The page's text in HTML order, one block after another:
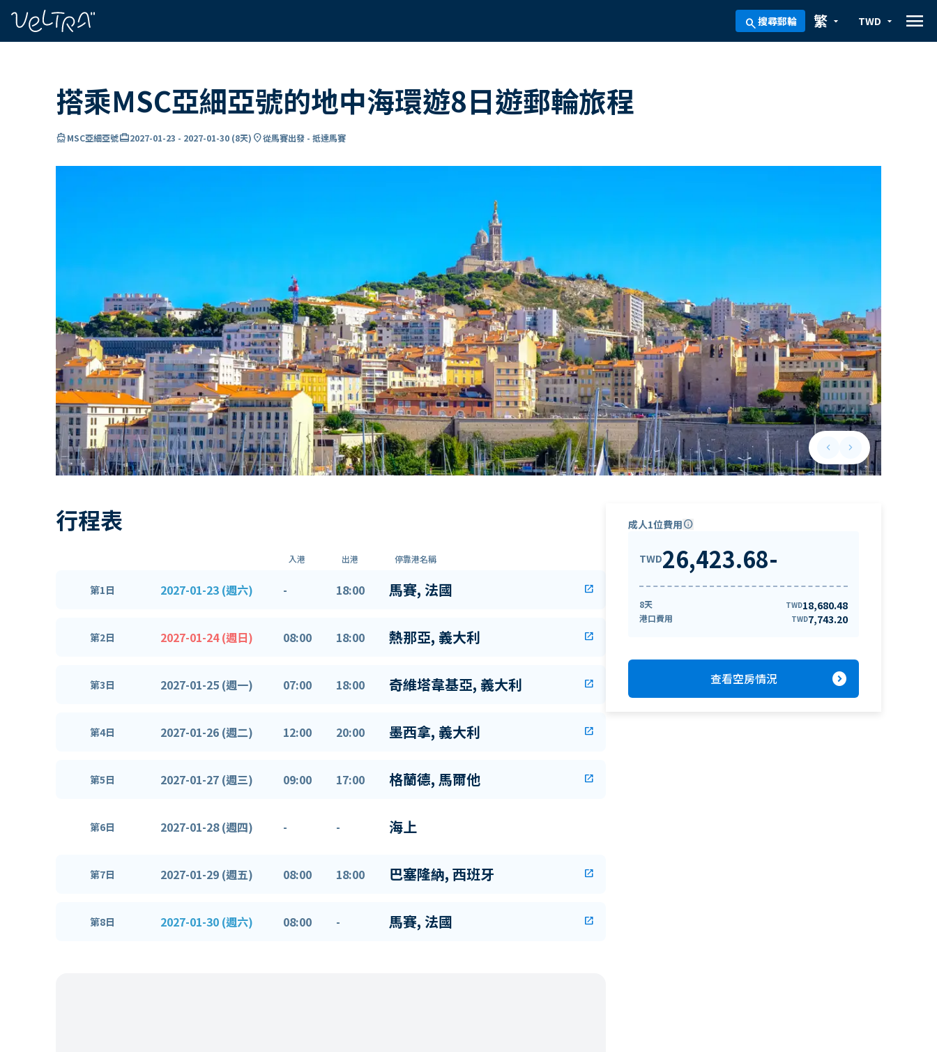
search搜尋郵輪 arrow_drop_down
繁 arrow_drop_down
TWD menu
搭乘MSC亞細亞號的地中海環遊8日遊郵輪旅程
directions_boatMSC亞細亞號card_travel2027-01-23 - 2027-01-30 (8天) location_on從馬賽出發 - 抵達馬賽
keyboard_arrow_leftPrevious slide
keyboard_arrow_rightNext slide
行程表
入港 出港 停靠港名稱
第1日 2027-01-23 (週六) - 18:00 馬賽, 法國 open_in_new
第2日 2027-01-24 (週日) 08:00 18:00 熱那亞, 義大利 open_in_new
第3日 2027-01-25 (週一) 07:00 18:00 奇維塔韋基亞, 義大利 open_in_new
第4日 2027-01-26 (週二) 12:00 20:00 墨西拿, 義大利 open_in_new
第5日 2027-01-27 (週三) 09:00 17:00 格蘭德, 馬爾他 open_in_new
第6日 2027-01-28 (週四) - - 海上
第7日 2027-01-29 (週五) 08:00 18:00 巴塞隆納, 西班牙 open_in_new
第8日 2027-01-30 (週六) 08:00 - 馬賽, 法國 open_in_new
成人1位費用info
TWD26,423.68-
8天 TWD18,680.48
港口費用 TWD7,743.20
查看空房情況 expand_circle_right